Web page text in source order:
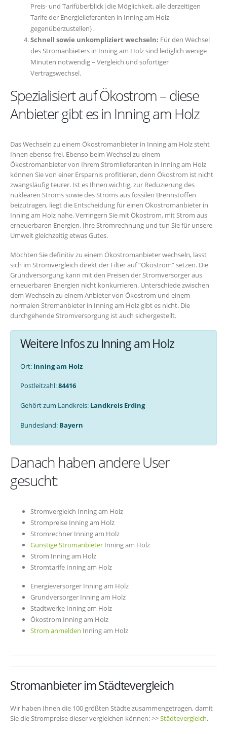
Preis- und Tarifüberblick|die Möglichkeit, alle derzeitigen
Tarife der Energielieferanten in Inning am Holz
gegenüberzustellen}.
Schnell sowie unkompliziert wechseln: Für den Wechsel
des Stromanbieters in Inning am Holz sind lediglich wenige
Minuten notwendig – Vergleich und sofortiger
Vertragswechsel.
Spezialisiert auf Ökostrom – diese
Anbieter gibt es in Inning am Holz
Das Wechseln zu einem Ökostromanbieter in Inning am Holz steht
Ihnen ebenso frei. Ebenso beim Wechsel zu einem
Ökostromanbieter von Ihrem Stromlieferanten in Inning am Holz
können Sie von einer Ersparnis profitieren, denn Ökostrom ist nicht
zwangsläufig teurer. Ist es Ihnen wichtig, zur Reduzierung des
nuklearen Stroms sowie des Stroms aus fossilen Brennstoffen
beizutragen, liegt die Entscheidung für einen Ökostromanbieter in
Inning am Holz nahe. Verringern Sie mit Ökostrom, mit Strom aus
erneuerbaren Energien, Ihre Stromrechnung und tun Sie für unsere
Umwelt gleichzeitig etwas Gutes.
Möchten Sie definitiv zu einem Ökostromanbieter wechseln, lässt
sich im Stromvergleich direkt der Filter auf “Ökostrom” setzen. Die
Grundversorgung kann mit den Preisen der Stromversorger aus
erneuerbaren Energien nicht konkurrieren. Unterschiede zwischen
dem Wechseln zu einem Anbieter von Ökostrom und einem
normalen Stromanbieter in Inning am Holz gibt es nicht. Die
durchgehende Stromversorgung ist auch sichergestellt.
Weitere Infos zu Inning am Holz
Ort: Inning am Holz
Postleitzahl:84416
Gehört zum Landkreis: Landkreis Erding
Bundesland: Bayern
Danach haben andere User
gesucht:
Stromvergleich Inning am Holz
Strompreise Inning am Holz
Stromrechner Inning am Holz
Günstige Stromanbieter Inning am Holz
Strom Inning am Holz
Stromtarife Inning am Holz
Energieversorger Inning am Holz
Grundversorger Inning am Holz
Stadtwerke Inning am Holz
Ökostrom Inning am Holz
Strom anmelden Inning am Holz
Stromanbieter im Städtevergleich
Wir haben Ihnen die 100 größten Städte zusammengetragen, damit
Sie die Strompreise dieser vergleichen können: >>Städtevergleich.